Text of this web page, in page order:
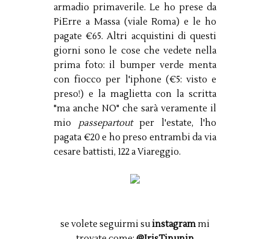
armadio primaverile. Le ho prese da
PiErre a Massa (viale Roma) e le ho
pagate €65. Altri acquistini di questi
giorni sono le cose che vedete nella
prima foto: il bumper verde menta
con fiocco per l'iphone (€5: visto e
preso!) e la maglietta con la scritta
"ma anche NO" che sarà veramente il
mio passepartout per l'estate, l'ho
pagata €20 e ho preso entrambi da via
cesare battisti, 122 a Viareggio.
se volete seguirmi suinstagrammi